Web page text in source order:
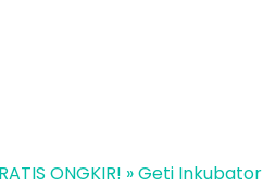
ONGKIR! » Geti Inkubator